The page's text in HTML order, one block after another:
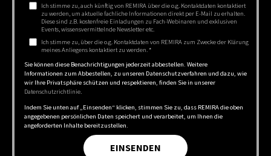
Ich stimme zu, auch künftig von REMIRA über die o.g. Kontaktdaten kontaktiert
zu werden, um aktuelle fachliche Informationen direkt per E-Mail zu erhalten.
Diese sind z.B. kostenfreie Einladungen zu Fach-Webinaren und exklusiven
Events, wissensvermittelnde Newsletter etc.
Ich stimme zu, über die o.g. Kontaktdaten von REMIRA zum Zwecke der Klärung
meines Anliegens kontaktiert zu werden.*
Sie können diese Benachrichtigungen jederzeit abbestellen. Weitere
Informationen zum Abbestellen, zu unseren Datenschutzverfahren und dazu, wie
wir Ihre Privatsphäre schützen und respektieren, finden Sie in unserer
Datenschutzrichtlinie.
Indem Sie unten auf „Einsenden“ klicken, stimmen Sie zu, dass REMIRA die oben
angegebenen persönlichen Daten speichert und verarbeitet, um Ihnen die
angeforderten Inhalte bereitzustellen.